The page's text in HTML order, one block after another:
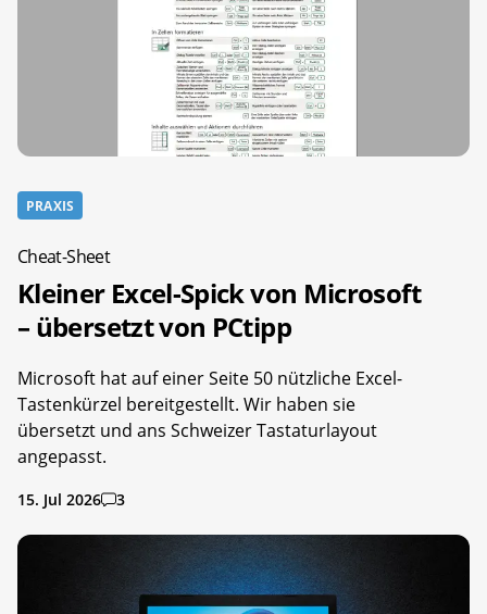
PRAXIS
Cheat-Sheet
Kleiner Excel-Spick von Microsoft
– übersetzt von PCtipp
Microsoft hat auf einer Seite 50 nützliche Excel-
Tastenkürzel bereitgestellt. Wir haben sie
übersetzt und ans Schweizer Tastaturlayout
angepasst.
15. Jul 2026 3